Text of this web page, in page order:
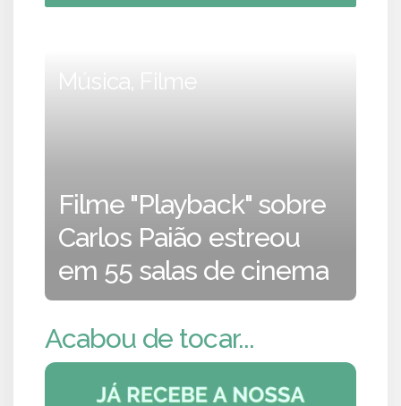
Música, Filme
Filme "Playback" sobre
Carlos Paião estreou
em 55 salas de cinema
Acabou de tocar...